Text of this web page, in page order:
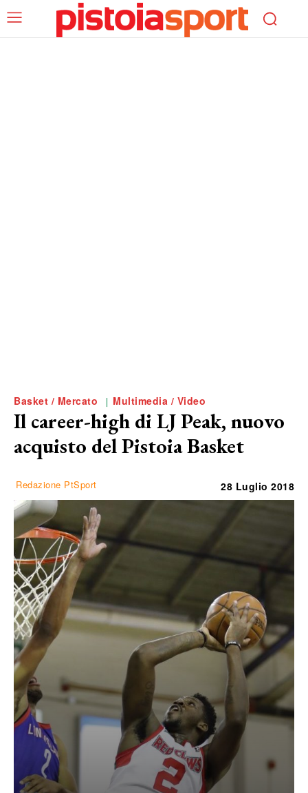
Basket / Mercato Multimedia / Video
Il career-high di LJ Peak, nuovo
acquisto del Pistoia Basket
Redazione PtSport 28 Luglio 2018